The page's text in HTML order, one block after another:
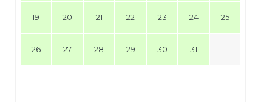
19 20 21 22 23 24 25
26 27 28 29 30 31